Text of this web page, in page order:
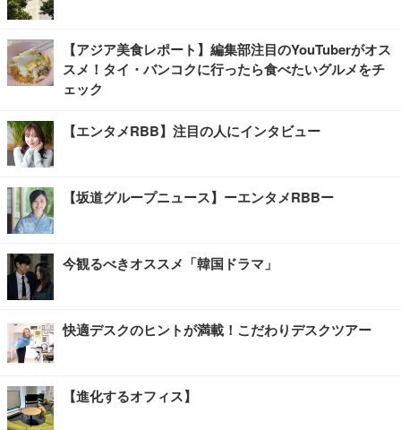
【アジア美食レポート】編集部注目のYouTuberがオス
スメ！タイ・バンコクに行ったら食べたいグルメをチ
ェック
【エンタメRBB】注目の人にインタビュー
【坂道グループニュース】ーエンタメRBBー
今観るべきオススメ「韓国ドラマ」
快適デスクのヒントが満載！こだわりデスクツアー
【進化するオフィス】